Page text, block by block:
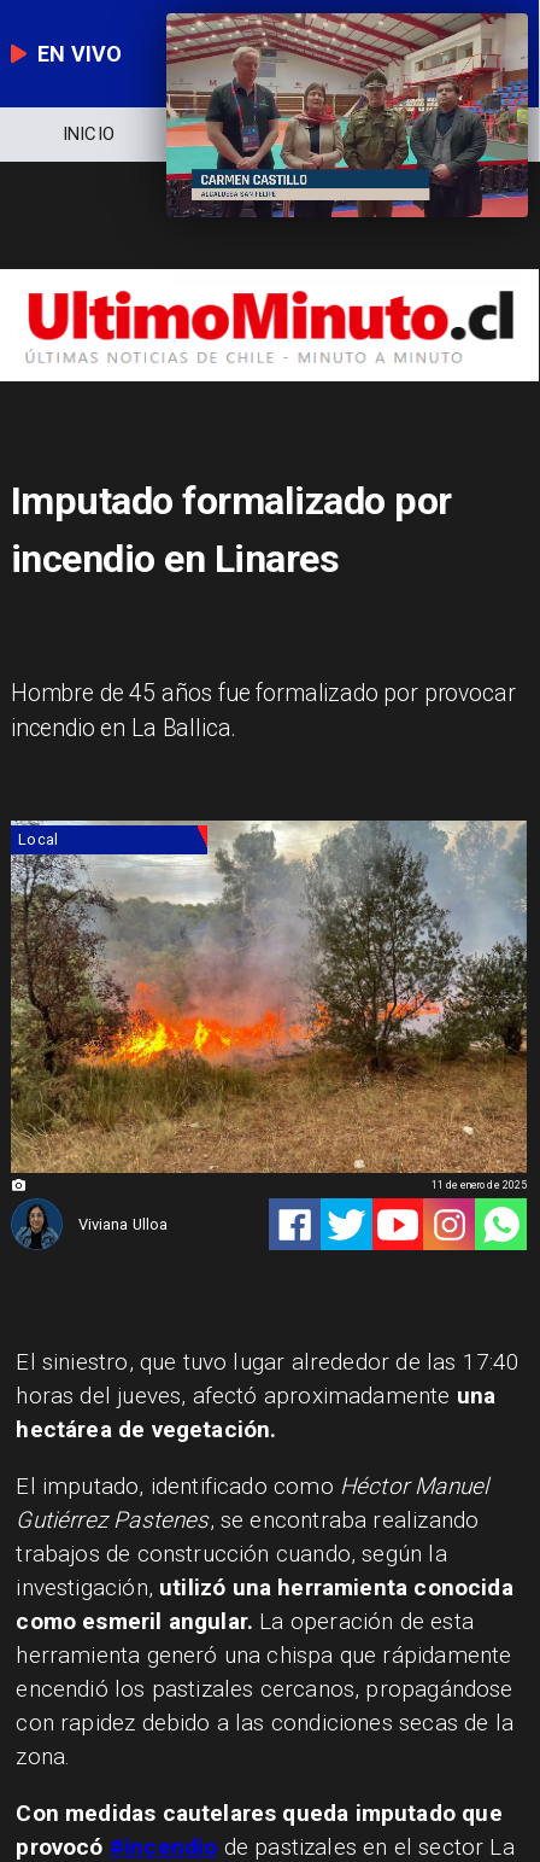
EN VIVO
INICIO NOTICIERO POLÍTICA
Imputado formalizado por
incendio en Linares
Hombre de 45 años fue formalizado por provocar
incendio en La Ballica.
Local
Viviana Ulloa
11 de enero de 2025
El siniestro, que tuvo lugar alrededor de las 17:40
horas del jueves, afectó aproximadamente una
hectárea de vegetación.
El imputado, identificado como Héctor Manuel
Gutiérrez Pastenes, se encontraba realizando
trabajos de construcción cuando, según la
investigación, utilizó una herramienta conocida
como esmeril angular. La operación de esta
herramienta generó una chispa que rápidamente
encendió los pastizales cercanos, propagándose
con rapidez debido a las condiciones secas de la
zona.
Con medidas cautelares queda imputado que
provocó #incendio de pastizales en el sector La